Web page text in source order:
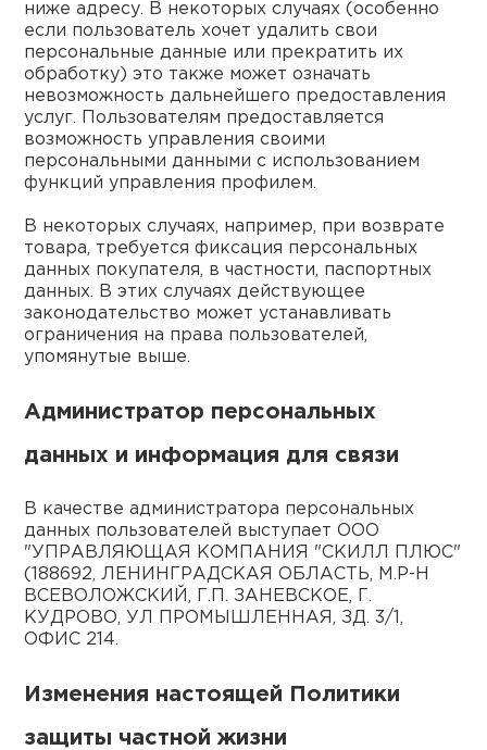
ниже адресу. В некоторых случаях (особенно
если пользователь хочет удалить свои
персональные данные или прекратить их
обработку) это также может означать
невозможность дальнейшего предоставления
услуг. Пользователям предоставляется
возможность управления своими
персональными данными с использованием
функций управления профилем.
В некоторых случаях, например, при возврате
товара, требуется фиксация персональных
данных покупателя, в частности, паспортных
данных. В этих случаях действующее
законодательство может устанавливать
ограничения на права пользователей,
упомянутые выше.
Администратор персональных
данных и информация для связи
В качестве администратора персональных
данных пользователей выступает ООО
"УПРАВЛЯЮЩАЯ КОМПАНИЯ "СКИЛЛ ПЛЮС"
(188692, ЛЕНИНГРАДСКАЯ ОБЛАСТЬ, М.Р-Н
ВСЕВОЛОЖСКИЙ, Г.П. ЗАНЕВСКОЕ, Г.
КУДРОВО, УЛ ПРОМЫШЛЕННАЯ, ЗД. 3/1,
ОФИС 214.
Изменения настоящей Политики
защиты частной жизни